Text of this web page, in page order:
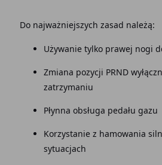
Do najważniejszych zasad należą:
Używanie tylko prawej nogi
Zmiana pozycji PRND
zatrzymaniu
Płynna obsługa pedału gazu
Korzystanie z hamowania
sytuacjach